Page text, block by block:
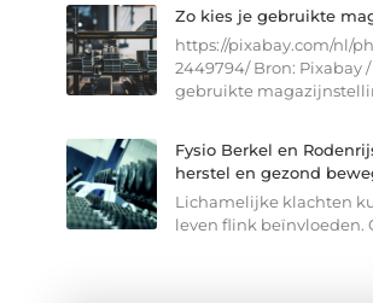
Zo kies je gebruikte
https://pixabay.com/nl/
2449794/ Bron: Pixabay
gebruikte
Fysio Berkel en
herstel en gezond
Lichamelijke klachten
leven flink beïnvloeden.